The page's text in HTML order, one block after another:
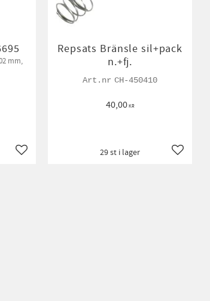
mm,
Lägg till i favoriter
Repsats Bränsle sil+pack
n.+fj.
CH-450410
40,00KR
Lägg
29 st i lager